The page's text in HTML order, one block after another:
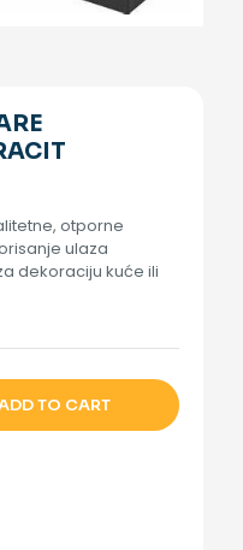
otporne
ulaza
dekoraciju kuće ili
TO CART